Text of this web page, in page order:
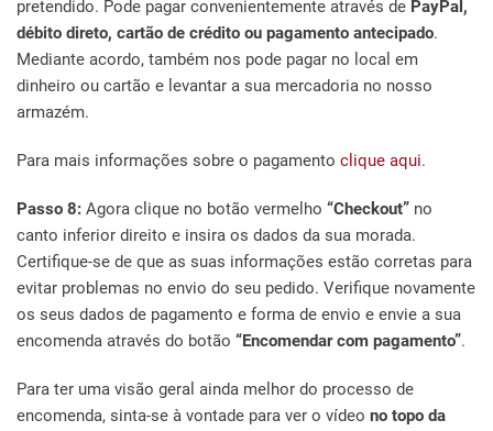
pretendido. Pode pagar convenientemente através de PayPal,
débito direto, cartão de crédito ou pagamento antecipado.
Mediante acordo, também nos pode pagar no local em
dinheiro ou cartão e levantar a sua mercadoria no nosso
armazém.
Para mais informações sobre o pagamento clique aqui.
Passo 8: Agora clique no botão vermelho “Checkout” no
canto inferior direito e insira os dados da sua morada.
Certifique-se de que as suas informações estão corretas para
evitar problemas no envio do seu pedido. Verifique novamente
os seus dados de pagamento e forma de envio e envie a sua
encomenda através do botão “Encomendar com pagamento”.
Para ter uma visão geral ainda melhor do processo de
encomenda, sinta-se à vontade para ver o vídeo no topo da